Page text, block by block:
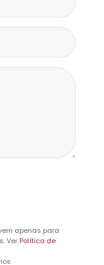
apenas para
Ver Política de